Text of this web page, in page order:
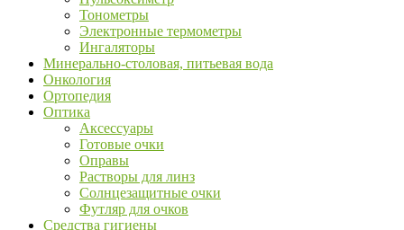
Тонометры
Электронные термометры
Ингаляторы
Минерально-столовая, питьевая вода
Онкология
Ортопедия
Оптика
Аксессуары
Готовые очки
Оправы
Растворы для линз
Солнцезащитные очки
Футляр для очков
Средства гигиены